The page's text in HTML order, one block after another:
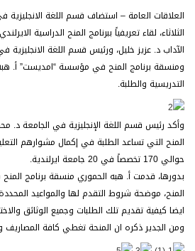
العلاقات العامة – استضاف قسم اللغة
الثلاثاء، لقاء تعريفياً ببرنامج المنح الدراسية
الآداب د. عزيز خليل، ورئيس قسم اللغة
ومنسقة برنامج المنح في مؤسسة “امديست” أ.
التدريسية والطلبة.
وأكد رئيس قسم اللغة الإنجليزية في الجامعة
المنح التي تساعد الطلبة في إكمال مشوارهم
حوالي 170 تخصصاً في 20 جامعة ايرلندية.
بدورها، قدمت أ. هبه الحموري منسقة برنامج
المنح، موضحة شروط التقدم لها والمواعيد
ايضا كيفية تقديم تلك الطلبات وجميع الوثائق
ومن الجدير ذكره ان المنحة تغطي كافة المصاريف